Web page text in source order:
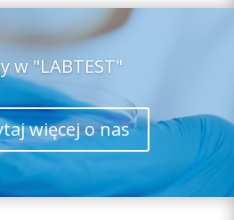
w "LABTEST"
więcej o nas